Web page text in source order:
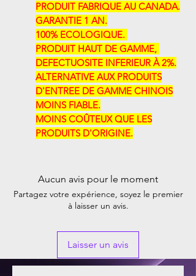
PRODUIT FABRIQUE AU CANADA.
GARANTIE 1 AN.
100% ECOLOGIQUE. ​​
PRODUIT HAUT DE GAMME, ​​
DEFECTUOSITE INFERIEUR À 2%.
ALTERNATIVE AUX PRODUITS
D'ENTREE DE GAMME CHINOIS
MOINS FIABLE.
MOINS COÛTEUX QUE LES
PRODUITS D'ORIGINE.
Aucun avis pour le moment
Partagez votre expérience, soyez le premier
à laisser un avis.
Laisser un avis